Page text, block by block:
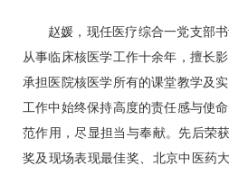
赵媛 ，现任医疗综合一党支部
从事临床核医学工作十余年，擅长
承担医院核医学所有的课堂教学及
工作中始终保持高度的责任感与使
范作用，尽显担当与奉献。先后荣
奖及现场表现最佳奖、北京中医药